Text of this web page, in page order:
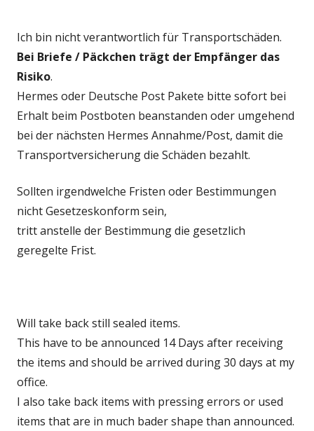
Ich bin nicht verantwortlich für Transportschäden.
Bei Briefe / Päckchen trägt der Empfänger das
Risiko.
Hermes oder Deutsche Post Pakete bitte sofort bei
Erhalt beim Postboten beanstanden oder umgehend
bei der nächsten Hermes Annahme/Post, damit die
Transportversicherung die Schäden bezahlt.
Sollten irgendwelche Fristen oder Bestimmungen
nicht Gesetzeskonform sein,
tritt anstelle der Bestimmung die gesetzlich
geregelte Frist.
Will take back still sealed items.
This have to be announced 14 Days after receiving
the items and should be arrived during 30 days at my
office.
I also take back items with pressing errors or used
items that are in much bader shape than announced.